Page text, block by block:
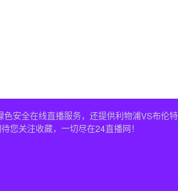
全在线直播服务，还提供利物浦VS布伦
您关注收藏，一切尽在24直播网！